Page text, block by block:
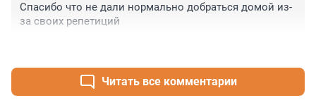
Спасибо что не дали нормально добраться домой из-
за своих репетиций
Читать все комментарии